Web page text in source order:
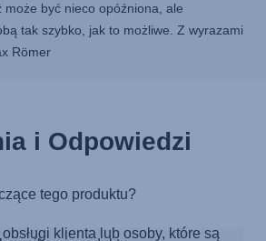
może być nieco opóźniona, ale
tak szybko, jak to możliwe. Z wyrazami
Römer
i Odpowiedzi